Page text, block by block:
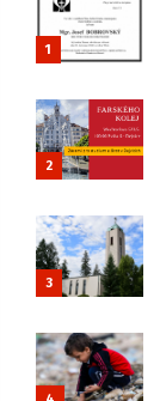
1
2
3